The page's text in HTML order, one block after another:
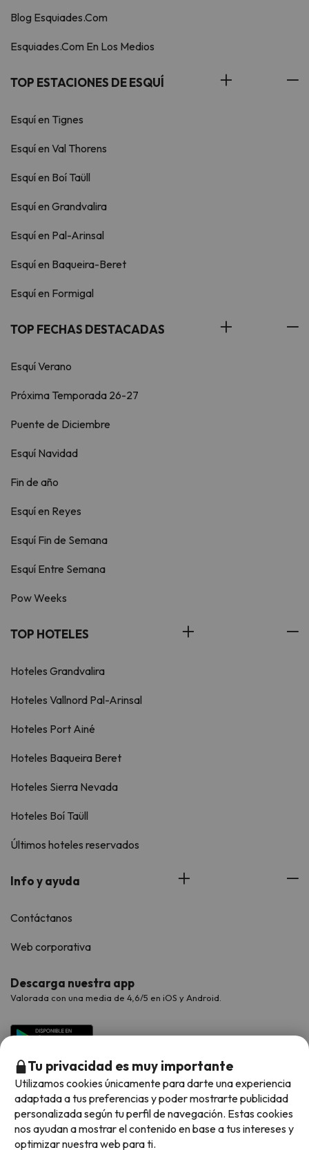
Blog Esquiades.Com
Esquiades.Com En Los Medios
TOP ESTACIONES DE ESQUÍ
Esquí en Tignes
Esquí en Val Thorens
Esquí en Boí Taüll
Esquí en Grandvalira
Esquí en Pal-Arinsal
Esquí en Baqueira-Beret
Esquí en Formigal
TOP FECHAS DESTACADAS
Esquí Verano
Próxima Temporada 26-27
Puente de Diciembre
Esquí Navidad
Fin de año
Esquí en Reyes
Esquí Fin de Semana
Esquí Entre Semana
Pow Weeks
TOP HOTELES
Hoteles Grandvalira
Hoteles Vallnord Pal-Arinsal
Hoteles Port Ainé
Hoteles Baqueira Beret
Hoteles Sierra Nevada
Hoteles Boí Taüll
Últimos hoteles reservados
Info y ayuda
Contáctanos
Web corporativa
Descarga nuestra app
Valorada con una media de 4,6/5 en iOS y Android.
Métodos de pago disponibles
Tu privacidad es muy importante
Utilizamos cookies únicamente para darte una experiencia
adaptada a tus preferencias y poder mostrarte publicidad
personalizada según tu perfil de navegación. Estas cookies
nos ayudan a mostrar el contenido en base a tus intereses y
optimizar nuestra web para ti.